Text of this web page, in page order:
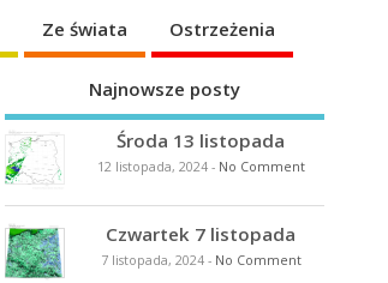
Ze świata Ostrzeżenia
Najnowsze posty
Środa 13 listopada
12 listopada, 2024- No Comment
Czwartek 7 listopada
7 listopada, 2024- No Comment